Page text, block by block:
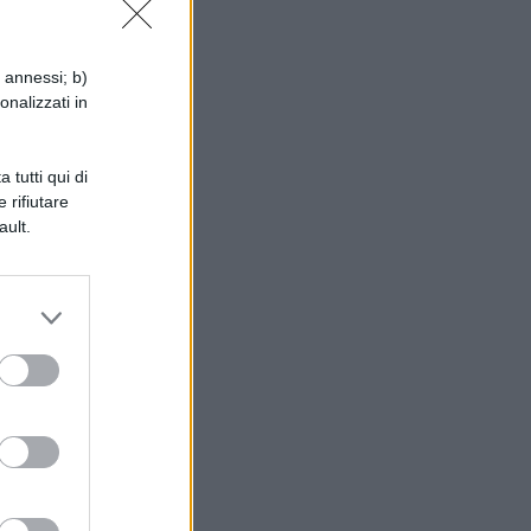
b)
in
tutti qui di
rifiutare